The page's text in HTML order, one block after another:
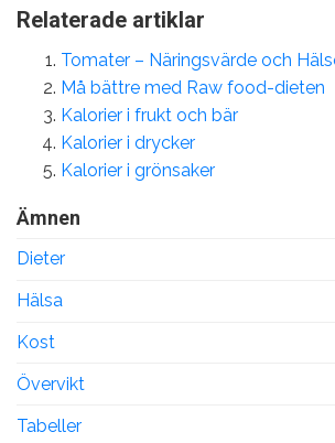
Relaterade artiklar
Tomater – Näringsvärde och
Må bättre med Raw food-dieten
Kalorier i frukt och bär
Kalorier i drycker
Kalorier i grönsaker
Ämnen
Dieter
Hälsa
Kost
Övervikt
Tabeller